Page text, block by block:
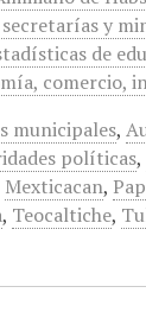
y
de
comercio,
municipales,
políticas,
Mexticacan,
, Teocaltiche,